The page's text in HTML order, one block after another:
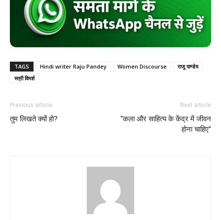
TAGS Hindi writer Raju Pandey Women Discourse
राजू पाण्डेय
स्त्री विमर्श
Previous article
तुम लिखते क्यों हो?
Next article
“कला और साहित्य के केंद्र में जीवन
होना चाहिए”